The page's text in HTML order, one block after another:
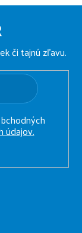
či tajnú zľavu.
údajov.